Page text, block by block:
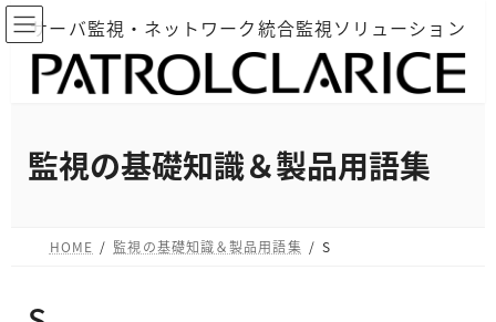
コ
ン
ナ
ビサーバ監視・ネットワーク統合監視ソリューション
監視の基礎知識＆製品用語集
HOME 監視の基礎知識＆製品用語集 S